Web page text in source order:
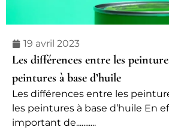
19 avril 2023
Les différences entre les
peintures à base d’huile
Les différences entre les
les peintures à base d’huile En
important de...........